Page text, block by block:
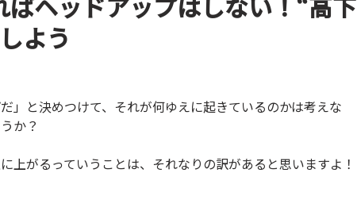
よう
」と決めつけて、それが何ゆえに起きているのかは考えな
か？
上がるっていうことは、それなりの訳があると思いますよ！